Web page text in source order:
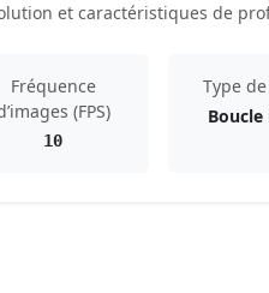
et caractéristiques de
Fréquence
(FPS)
10
Type